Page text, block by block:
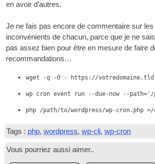
en avoir d'autres.
Je ne fais pas encore de commentaire sur
inconvénients de chacun, parce que je ne
pas assez bien pour être en mesure de faire
recommandations…
wget -q -O - https://votredomaine.tld
wp cron event run --due-now --
php /path/to/wordpress/wp-cron.php
Tags : php,wordpress,wp-cli,wp-cron
Vous pourriez aussi aimer..